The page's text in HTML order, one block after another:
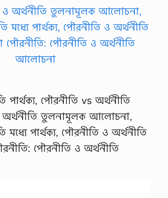
পার্থক্য, পৌরনীতি vs অর্থনীতি
অর্থনীতি তুলনামূলক আলোচনা,
মধ্যে পার্থক্য, পৌরনীতি ও অর্থনীতি
পৌরনীতি ও অর্থনীতি